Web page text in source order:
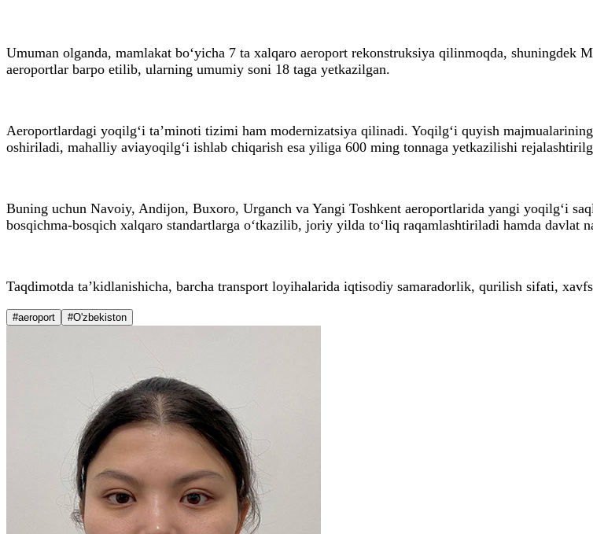
Umuman olganda, mamlakat bo‘yicha 7 ta xalqaro aeroport rekonstruksiya qilinmoqda, shuningdek
aeroportlar barpo etilib, ularning umumiy soni 18 taga yetkazilgan.
Aeroportlardagi yoqilg‘i ta’minoti tizimi ham modernizatsiya qilinadi. Yoqilg‘i quyish
oshiriladi, mahalliy aviayoqilg‘i ishlab chiqarish esa yiliga 600 ming tonnaga yetkazilishi
Buning uchun Navoiy, Andijon, Buxoro, Urganch va Yangi Toshkent aeroportlarida yangi yoqilg‘i
bosqichma-bosqich xalqaro standartlarga o‘tkazilib, joriy yilda to‘liq raqamlashtiriladi hamda davlat
Taqdimotda ta’kidlanishicha, barcha transport loyihalarida iqtisodiy samaradorlik, qurilish sifati,
#aeroport #O'zbekiston